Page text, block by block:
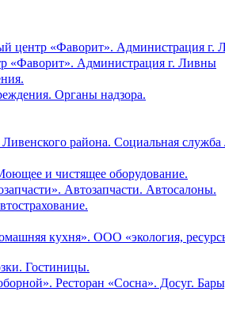
центр «Фаворит». Администрация г.
«Фаворит». Администрация г. Ливны
Органы надзора.
района. Социальная служба
и чистящее оборудование.
Автозапчасти. Автосалоны.
кухня». ООО «экология,
Гостиницы.
Ресторан «Сосна». Досуг.